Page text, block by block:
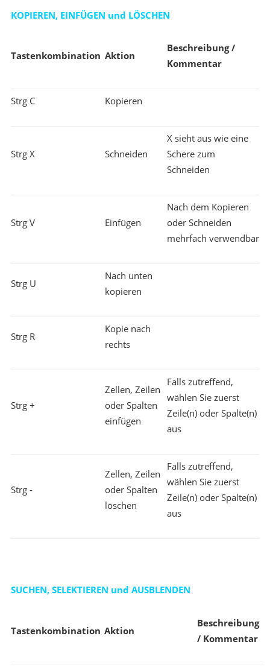
KOPIEREN, EINFÜGEN und LÖSCHEN
Tastenkombination Aktion
Beschreibung /
Kommentar
Strg C Kopieren
Strg X Schneiden
X sieht aus wie eine
Schere zum
Schneiden
Strg V Einfügen
Nach dem Kopieren
oder Schneiden
mehrfach verwendbar
Strg U
Nach unten
kopieren
Strg R
Kopie nach
rechts
Strg +
Zellen, Zeilen
oder Spalten
einfügen
Falls zutreffend,
wählen Sie zuerst
Zeile(n) oder Spalte(n)
aus
Strg -
Zellen, Zeilen
oder Spalten
löschen
Falls zutreffend,
wählen Sie zuerst
Zeile(n) oder Spalte(n)
aus
SUCHEN, SELEKTIEREN und AUSBLENDEN
Tastenkombination Aktion
Beschreibung
/ Kommentar